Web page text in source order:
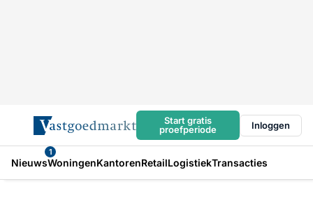
Start gratis
proefperiode
Inloggen
Nieuws
1
WoningenKantorenRetailLogistiekTransacties